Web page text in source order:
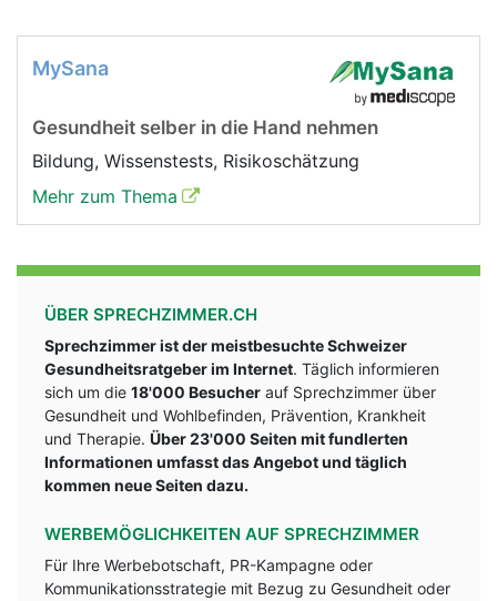
MySana
Gesundheit selber in die Hand nehmen
Bildung, Wissenstests, Risikoschätzung
Mehr zum Thema
ÜBER SPRECHZIMMER.CH
Sprechzimmer ist der meistbesuchte Schweizer
Gesundheitsratgeber im Internet. Täglich informieren
sich um die 18'000 Besucher auf Sprechzimmer über
Gesundheit und Wohlbefinden, Prävention, Krankheit
und Therapie. Über 23'000 Seiten mit fundlerten
Informationen umfasst das Angebot und täglich
kommen neue Seiten dazu.
WERBEMÖGLICHKEITEN AUF SPRECHZIMMER
Für Ihre Werbebotschaft, PR-Kampagne oder
Kommunikationsstrategie mit Bezug zu Gesundheit oder